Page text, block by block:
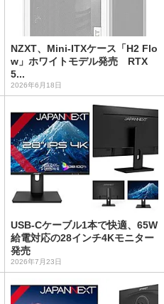
NZXT、Mini-ITXケース「H2 Flo
w」ホワイトモデル発売 RTX
5...
2026年6月18日
USB-Cケーブル1本で快適、65W
給電対応の28インチ4Kモニター
発売
2026年7月23日